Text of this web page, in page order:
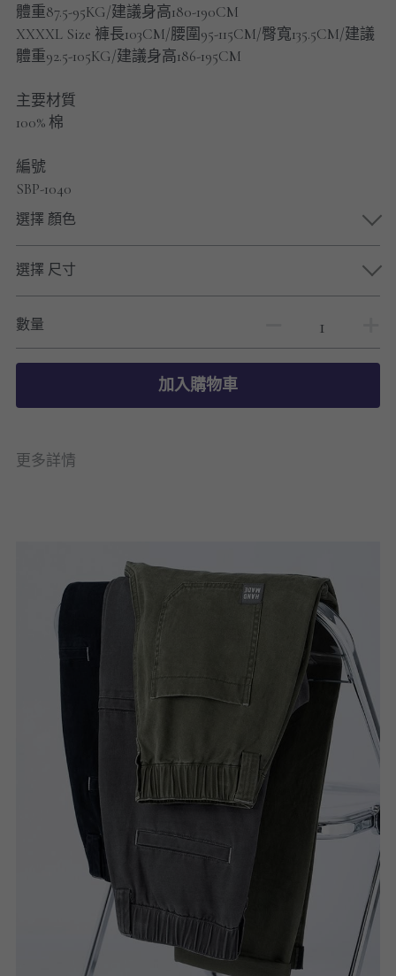
體重87.5-95KG/建議身高180-190CM
XXXXL Size 褲長103CM/腰圍95-115CM/臀寬135.5CM/建議
體重92.5-105KG/建議身高186-195CM
主要材質
100% 棉
編號
SBP-1040
選擇 顏色
選擇 尺寸
數量
加入購物車
更多詳情
重磅純色 衛衣 系列
男士長袖恤衫
男士短袖恤衫